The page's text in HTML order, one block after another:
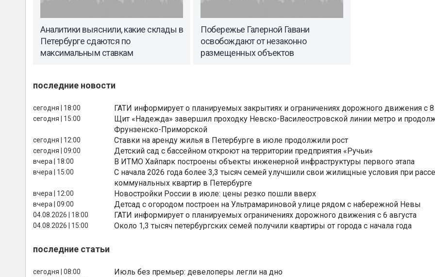
Аналитики выяснили, какие склады в
Петербурге сдаются по
максимальным ставкам
Побережье Галерной Гавани
освобождают от незаконно
размещенных объектов
последние новости
сегодня | 18:00 ГАТИ информирует о планируемых закрытиях и ограничениях дорожного движения с 8
сегодня | 15:00
Щит «Надежда» завершил проходку Невско-Василеостровской линии метро и
Фрунзенско-Приморской
сегодня | 12:00 Ставки на аренду жилья в Петербурге в июле продолжили рост
сегодня | 09:00 Детский сад с бассейном откроют на территории предприятия «Ручьи»
вчера | 18:00 В ИТМО Хайпарк построены объекты инженерной инфраструктуры первого этапа
вчера | 15:00
С начала 2026 года более 3,3 тысяч семей улучшили свои жилищные условия при
коммунальных квартир в Петербурге
вчера | 12:00 Новостройки России в июле: цены резко пошли вверх
вчера | 09:00 Детсад с огородом построен на Ультрамариновой улице рядом с набережной Невы
04.08.2026 | 18:00 ГАТИ информирует о планируемых ограничениях дорожного движения с 6 августа
04.08.2026 | 15:00 Около 1,3 тысяч петербургских семей получили квартиры от города с начала года
последние статьи
сегодня | 08:00 Июль без премьер: девелоперы легли на дно